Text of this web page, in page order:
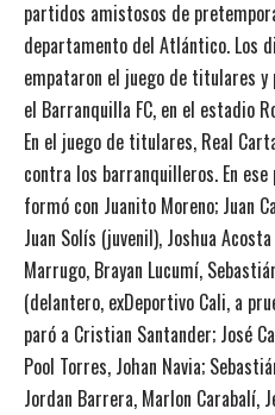
partidos amistosos de
departamento del Atlántico. Los
empataron el juego de titulares
el Barranquilla FC, en el estadio
En el juego de titulares, Real
contra los barranquilleros. En
formó con Juanito Moreno; Juan
Juan Solís (juvenil), Joshua
Marrugo, Brayan Lucumí,
(delantero, exDeportivo Cali, a
paró a Cristian Santander; José
Pool Torres, Johan Navia;
Jordan Barrera, Marlon Carabalí,